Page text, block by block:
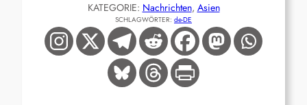
KATEGORIE: Nachrichten, Asien
SCHLAGWÖRTER: de-DE